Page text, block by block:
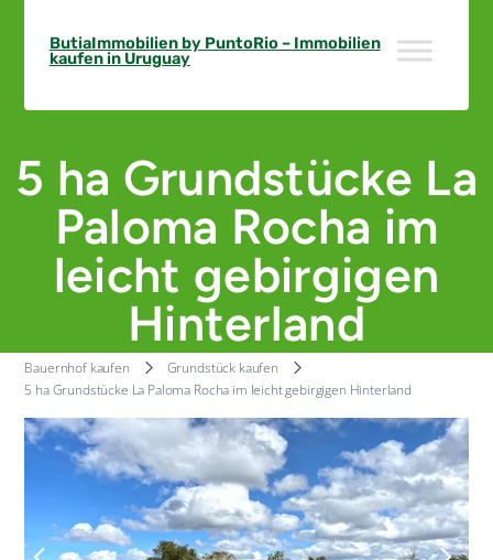
content
ButiaImmobilien by PuntoRio – Immobilien
kaufen in Uruguay
5 ha Grundstücke La
Paloma Rocha im
leicht gebirgigen
Hinterland
Bauernhof kaufen
Grundstück kaufen
5 ha Grundstücke La Paloma Rocha im leicht gebirgigen Hinterland